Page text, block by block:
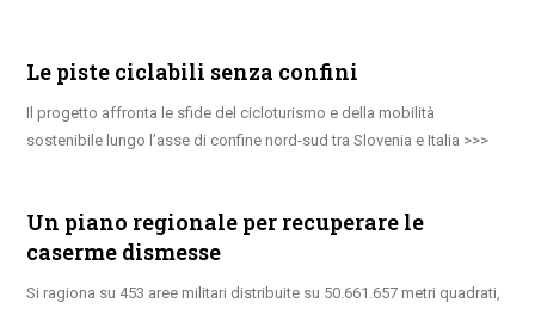
Le piste ciclabili senza confini
Il progetto affronta le sfide del cicloturismo e della mobilità
sostenibile lungo l’asse di confine nord-sud tra Slovenia e Italia
Un piano regionale per recuperare le
caserme dismesse
Si ragiona su 453 aree militari distribuite su 50.661.657 metri quadrati,